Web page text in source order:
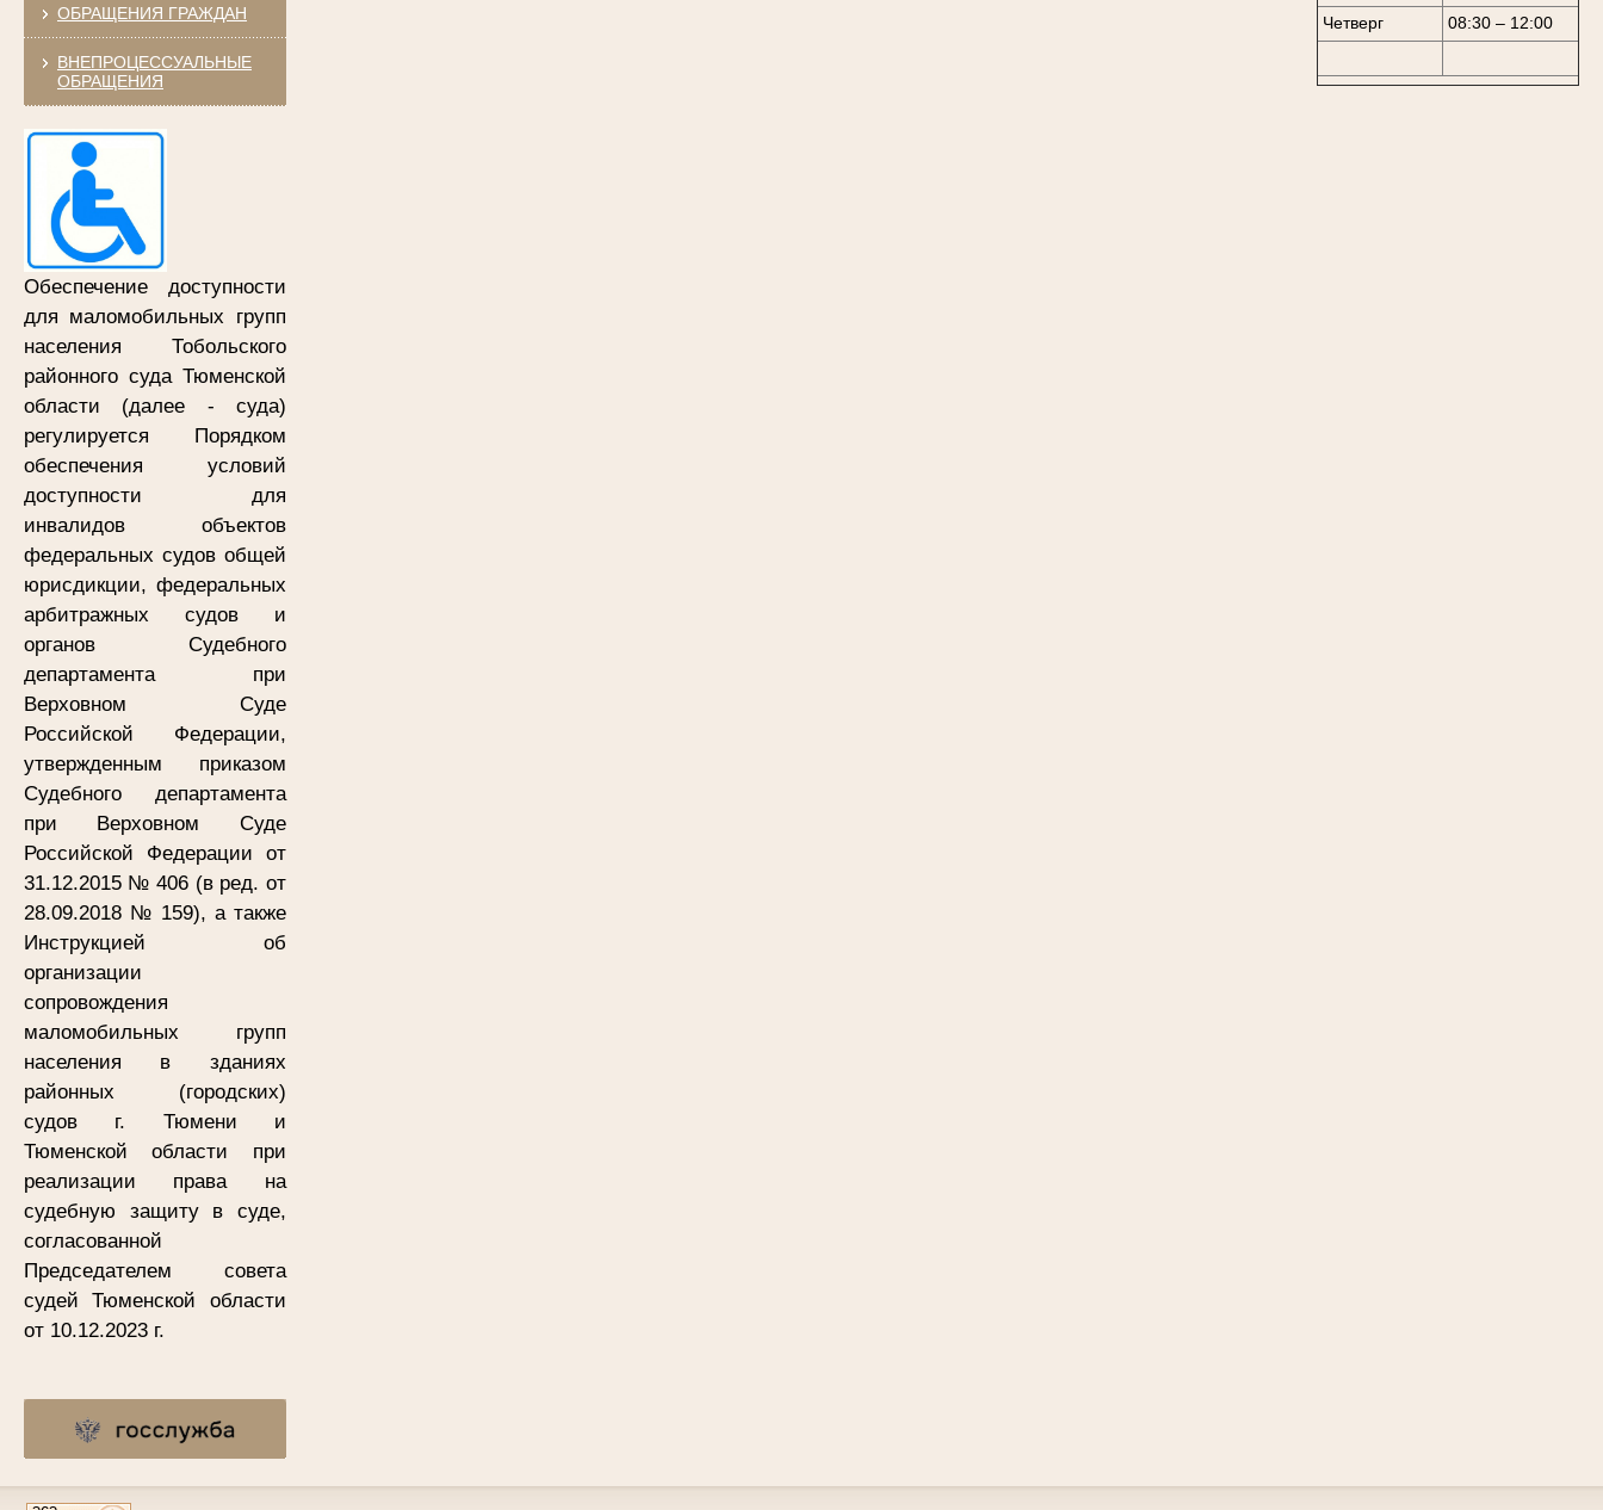
ОБРАЩЕНИЯ ГРАЖДАН
ВНЕПРОЦЕССУАЛЬНЫЕ
ОБРАЩЕНИЯ
Обеспечение доступности
для маломобильных групп
населения Тобольского
районного суда Тюменской
области (далее - суда)
регулируется Порядком
обеспечения условий
доступности для
инвалидов объектов
федеральных судов общей
юрисдикции, федеральных
арбитражных судов и
органов Судебного
департамента при
Верховном Суде
Российской Федерации,
утвержденным приказом
Судебного департамента
при Верховном Суде
Российской Федерации от
31.12.2015 № 406 (в ред. от
28.09.2018 № 159), а также
Инструкцией об
организации
сопровождения
маломобильных групп
населения в зданиях
районных (городских)
судов г. Тюмени и
Тюменской области при
реализации права на
судебную защиту в суде,
согласованной
Председателем совета
судей Тюменской области
от 10.12.2023 г.
Четверг
08:30 – 12:00